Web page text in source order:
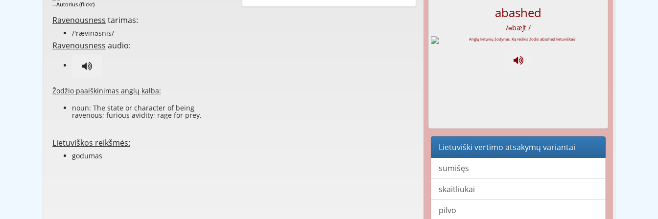
--Autorius (flickr)
Ravenousness tarimas:
/'rævinəsnis/
Ravenousness audio:
Žodžio paaiškinimas anglų kalba:
noun: The state or character of being
ravenous; furious avidity; rage for prey.
Lietuviškos reikšmės:
godumas
abashed
/əbæʃt /
Lietuviški vertimo atsakymų variantai
sumišęs
skaitliukai
pilvo